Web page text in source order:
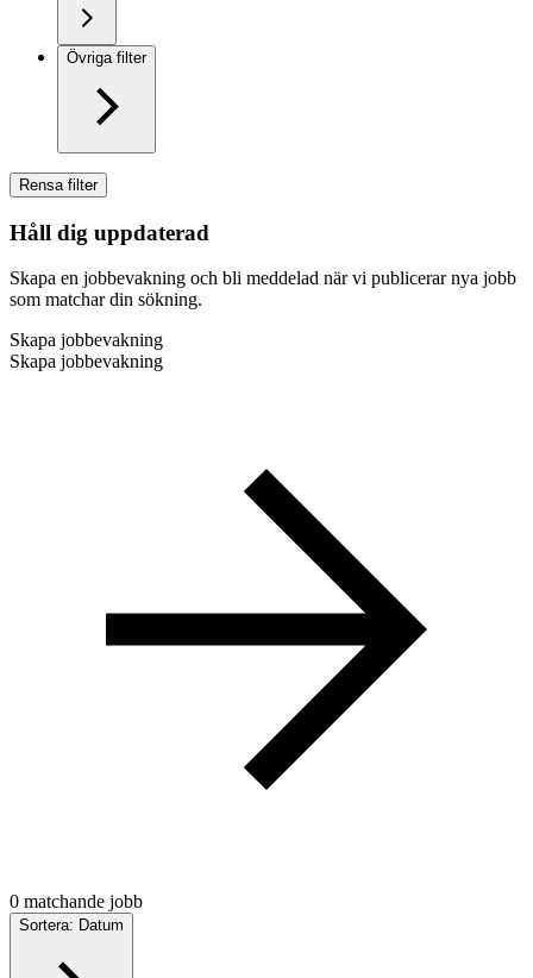
Övriga filter
Rensa filter
Håll dig uppdaterad
Skapa en jobbevakning och bli meddelad när vi publicerar nya jobb
som matchar din sökning.
Skapa jobbevakning
Skapa jobbevakning
0 matchande jobb
Sortera: Datum